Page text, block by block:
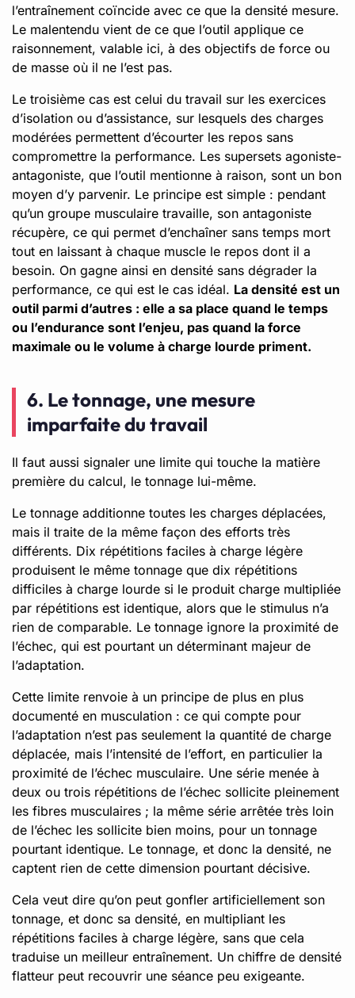
l’entraînement coïncide avec ce que la densité mesure.
Le malentendu vient de ce que l’outil applique ce
raisonnement, valable ici, à des objectifs de force ou
de masse où il ne l’est pas.
Le troisième cas est celui du travail sur les exercices
d’isolation ou d’assistance, sur lesquels des charges
modérées permettent d’écourter les repos sans
compromettre la performance. Les supersets agoniste-
antagoniste, que l’outil mentionne à raison, sont un bon
moyen d’y parvenir. Le principe est simple : pendant
qu’un groupe musculaire travaille, son antagoniste
récupère, ce qui permet d’enchaîner sans temps mort
tout en laissant à chaque muscle le repos dont il a
besoin. On gagne ainsi en densité sans dégrader la
performance, ce qui est le cas idéal. La densité est un
outil parmi d’autres : elle a sa place quand le temps
ou l’endurance sont l’enjeu, pas quand la force
maximale ou le volume à charge lourde priment.
6. Le tonnage, une mesure
imparfaite du travail
Il faut aussi signaler une limite qui touche la matière
première du calcul, le tonnage lui-même.
Le tonnage additionne toutes les charges déplacées,
mais il traite de la même façon des efforts très
différents. Dix répétitions faciles à charge légère
produisent le même tonnage que dix répétitions
difficiles à charge lourde si le produit charge multipliée
par répétitions est identique, alors que le stimulus n’a
rien de comparable. Le tonnage ignore la proximité de
l’échec, qui est pourtant un déterminant majeur de
l’adaptation.
Cette limite renvoie à un principe de plus en plus
documenté en musculation : ce qui compte pour
l’adaptation n’est pas seulement la quantité de charge
déplacée, mais l’intensité de l’effort, en particulier la
proximité de l’échec musculaire. Une série menée à
deux ou trois répétitions de l’échec sollicite pleinement
les fibres musculaires ; la même série arrêtée très loin
de l’échec les sollicite bien moins, pour un tonnage
pourtant identique. Le tonnage, et donc la densité, ne
captent rien de cette dimension pourtant décisive.
Cela veut dire qu’on peut gonfler artificiellement son
tonnage, et donc sa densité, en multipliant les
répétitions faciles à charge légère, sans que cela
traduise un meilleur entraînement. Un chiffre de densité
flatteur peut recouvrir une séance peu exigeante.